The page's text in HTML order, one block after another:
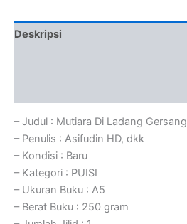
Deskripsi
– Judul : Mutiara Di Ladang Gersang
– Penulis : Asifudin HD, dkk
– Kondisi : Baru
– Kategori : PUISI
– Ukuran Buku : A5
– Berat Buku : 250 gram